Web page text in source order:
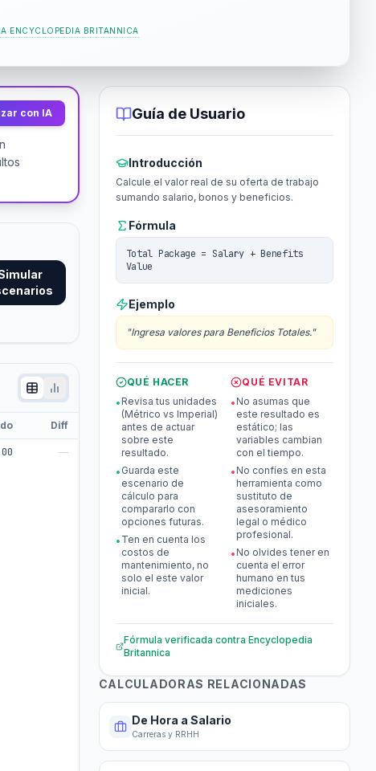
ENCYCLOPEDIA BRITANNICA
con IA
Diff
—
Guía de Usuario
Introducción
Calcule el valor real de su oferta de trabajo
sumando salario, bonos y beneficios.
Fórmula
Total Package = Salary + Benefits
Value
Ejemplo
"Ingresa valores para Beneficios Totales."
QUÉ HACER
• Revisa tus unidades
(Métrico vs Imperial)
antes de actuar
sobre este
resultado.
• Guarda este
escenario de
cálculo para
compararlo con
opciones futuras.
• Ten en cuenta los
costos de
mantenimiento, no
solo el este valor
inicial.
QUÉ EVITAR
• No asumas que
este resultado es
estático; las
variables cambian
con el tiempo.
• No confíes en esta
herramienta como
sustituto de
asesoramiento
legal o médico
profesional.
• No olvides tener en
cuenta el error
humano en tus
mediciones
iniciales.
Fórmula verificada contra Encyclopedia
Britannica
CALCULADORAS RELACIONADAS
De Hora a Salario
Carreras y RRHH